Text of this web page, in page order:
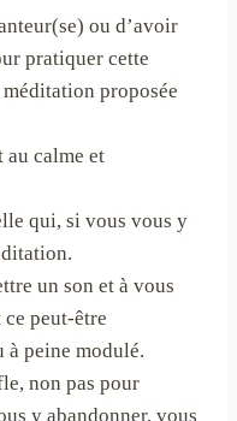
ou d’avoir
pratiquer cette
proposée
calme et
qui, si vous vous y
un son et à vous
peut-être
à peine modulé.
non pas pour
y abandonner, vous